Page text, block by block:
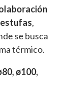
,
se busca
térmico.
ø100,